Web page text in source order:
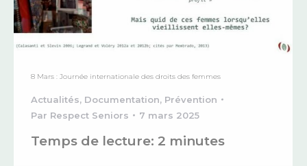
8 Mars : Journée internationale des droits des femmes
Actualités, Documentation, Prévention
Par Respect Seniors 7 mars 2025
Temps de lecture: 2 minutes